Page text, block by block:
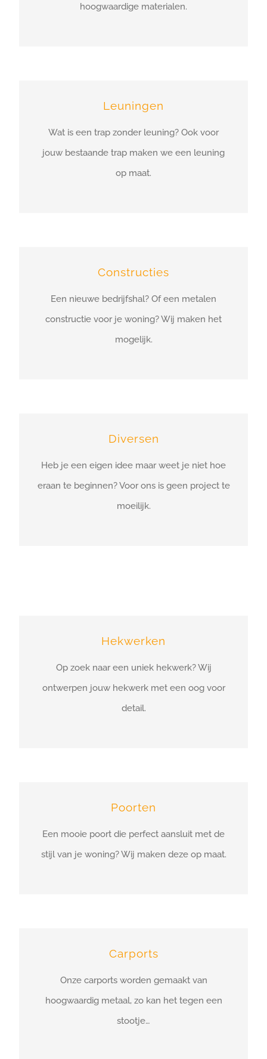
hoogwaardige materialen.
Leuningen
Wat is een trap zonder leuning? Ook voor
jouw bestaande trap maken we een leuning
op maat.
Constructies
Een nieuwe bedrijfshal? Of een metalen
constructie voor je woning? Wij maken het
mogelijk.
Diversen
Heb je een eigen idee maar weet je niet hoe
eraan te beginnen? Voor ons is geen project te
moeilijk.
Hekwerken
Op zoek naar een uniek hekwerk? Wij
ontwerpen jouw hekwerk met een oog voor
detail.
Poorten
Een mooie poort die perfect aansluit met de
stijl van je woning? Wij maken deze op maat.
Carports
Onze carports worden gemaakt van
hoogwaardig metaal, zo kan het tegen een
stootje…